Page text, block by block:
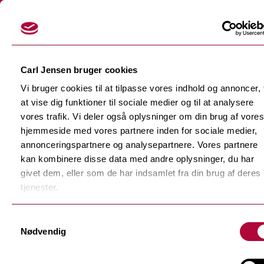
Carl Jensen bruger cookies
Vi bruger cookies til at tilpasse vores indhold og annoncer,
at vise dig funktioner til sociale medier og til at analysere
vores trafik. Vi deler også oplysninger om din brug af vores
hjemmeside med vores partnere inden for sociale medier,
annonceringspartnere og analysepartnere. Vores partnere
kan kombinere disse data med andre oplysninger, du har
givet dem, eller som de har indsamlet fra din brug af deres
tjenester.
Nødvendig
Skærefolier
Tilbage
Dekorationsfolier
Tilbage
Støbte dekorationsfolier
Monomere dekorationsfolie